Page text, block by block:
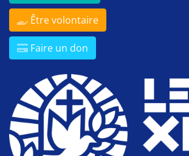
Être volontaire
Faire un don